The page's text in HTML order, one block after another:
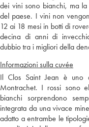
dei vini sono bianchi, ma
del paese. I vini non
12 ai 18 mesi in botti di
decina di anni di
dubbio tra i migliori della
Informazioni sulla cuvée
Il Clos Saint Jean è uno
Montrachet. I rossi sono
bianchi sorprendono
integrata da una vivace
adatto a entrambe le